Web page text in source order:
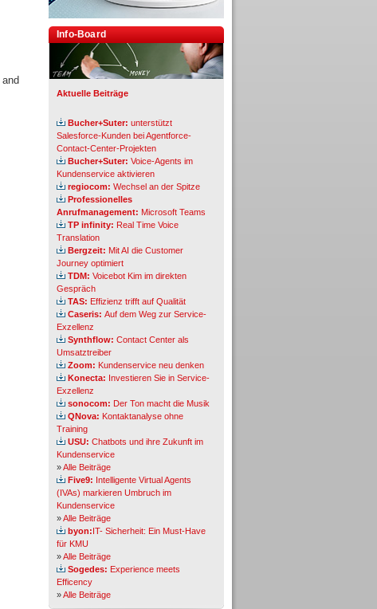
and
Info-Board
Aktuelle Beiträge
Bucher+Suter: unterstützt
Salesforce-Kunden bei Agentforce-
Contact-Center-Projekten
Bucher+Suter: Voice-Agents im
Kundenservice aktivieren
regiocom: Wechsel an der Spitze
Professionelles
Anrufmanagement: Microsoft Teams
TP infinity: Real Time Voice
Translation
Bergzeit: Mit AI die Customer
Journey optimiert
TDM: Voicebot Kim im direkten
Gespräch
TAS: Effizienz trifft auf Qualität
Caseris: Auf dem Weg zur Service-
Exzellenz
Synthflow: Contact Center als
Umsatztreiber
Zoom: Kundenservice neu denken
Konecta: Investieren Sie in Service-
Exzellenz
sonocom: Der Ton macht die Musik
QNova: Kontaktanalyse ohne
Training
USU: Chatbots und ihre Zukunft im
Kundenservice
»Alle Beiträge
Five9: Intelligente Virtual Agents
(IVAs) markieren Umbruch im
Kundenservice
»Alle Beiträge
byon:IT- Sicherheit: Ein Must-Have
für KMU
»Alle Beiträge
Sogedes: Experience meets
Efficency
»Alle Beiträge